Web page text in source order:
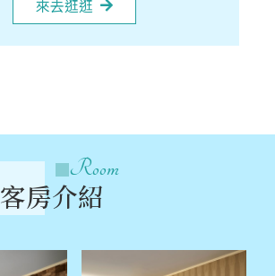
來去逛逛
Room
客房介紹